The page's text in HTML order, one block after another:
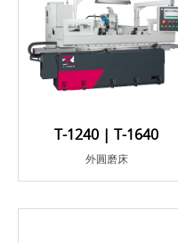
T-1240 | T-1640
外圓磨床